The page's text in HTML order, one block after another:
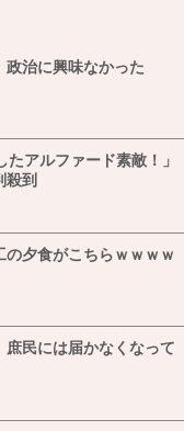
政治に興味なかった
アルファード素敵！」
殺到
の夕食がこちらｗｗｗｗ
庶民には届かなくなって